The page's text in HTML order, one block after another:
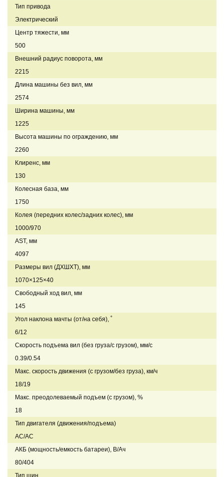
Тип привода
Электрический
Центр тяжести, мм
500
Внешний радиус поворота, мм
2215
Длина машины без вил, мм
2574
Ширина машины, мм
1225
Высота машины по ограждению, мм
2260
Клиренс, мм
130
Колесная база, мм
1750
Колея (передних колес/задних колес), мм
1000/970
AST, мм
4097
Размеры вил (ДXШXТ), мм
1070×125×40
Свободный ход вил, мм
145
Угол наклона мачты (от/на себя), ˚
6/12
Скорость подъема вил (без груза/с грузом), мм/с
0.39/0.54
Макс. скорость движения (с грузом/без груза), км/ч
18/19
Макс. преодолеваемый подъем (с грузом), %
18
Тип двигателя (движения/подъема)
AC/AC
АКБ (мощность/емкость батареи), В/Ач
80/404
Тип шин